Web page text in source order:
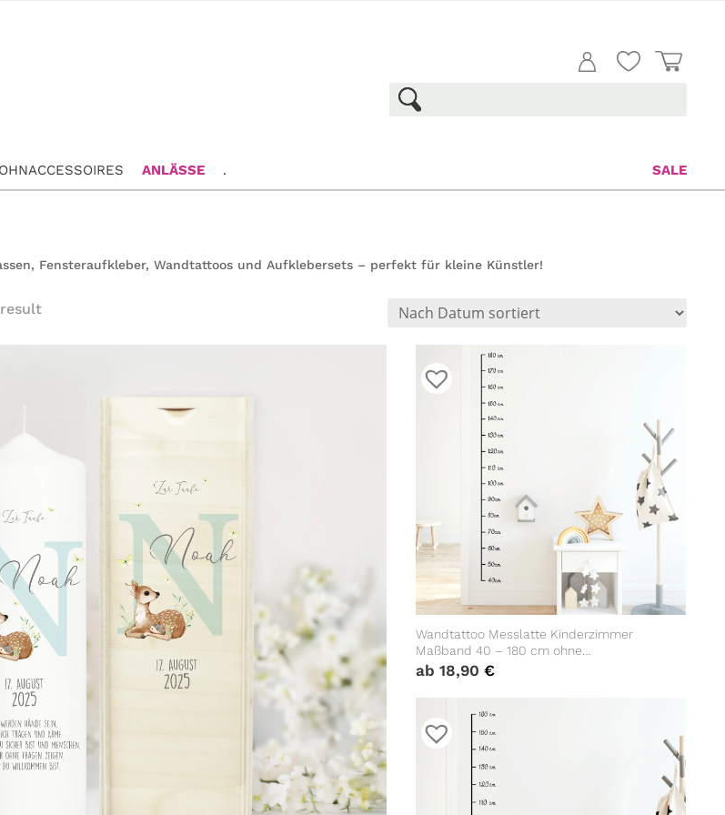
ANLÄSSE SALE
.
Fensteraufkleber, Wandtattoos und Aufklebersets – perfekt für kleine Künstler!
Wandtattoo Messlatte Kinderzimmer
Maßband 40 – 180 cm ohne
Hintergrundfolie Wandsticker, 10 cm
Abstand
ab 18,90 €